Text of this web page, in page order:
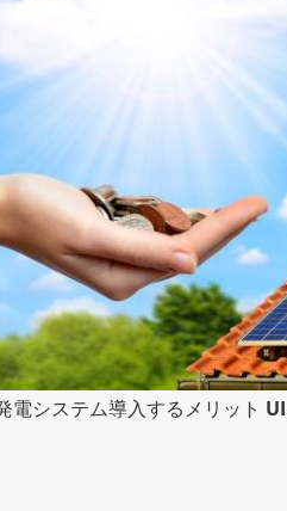
電システム導入するメリット